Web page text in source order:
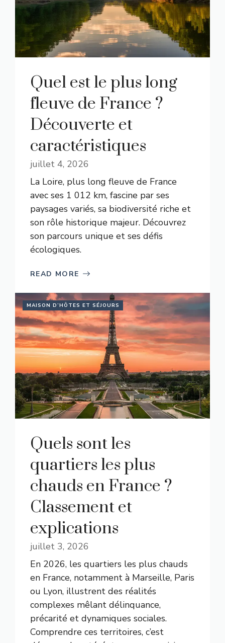
Quel est le plus long
fleuve de France ?
Découverte et
caractéristiques
juillet 4, 2026
La Loire, plus long fleuve de France
avec ses 1 012 km, fascine par ses
paysages variés, sa biodiversité riche et
son rôle historique majeur. Découvrez
son parcours unique et ses défis
écologiques.
READ MORE
MAISON D’HÔTES ET SÉJOURS
Quels sont les
quartiers les plus
chauds en France ?
Classement et
explications
juillet 3, 2026
En 2026, les quartiers les plus chauds
en France, notamment à Marseille, Paris
ou Lyon, illustrent des réalités
complexes mêlant délinquance,
précarité et dynamiques sociales.
Comprendre ces territoires, c’est